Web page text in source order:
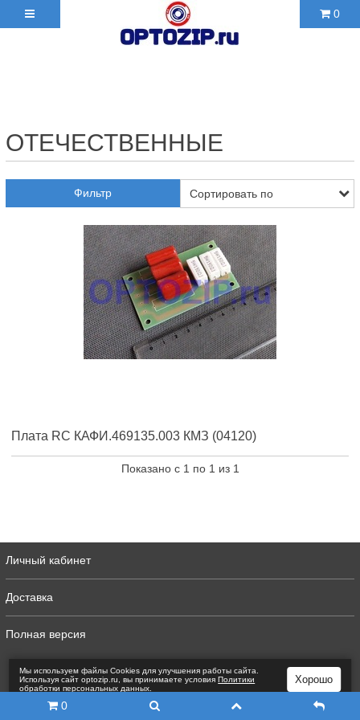
0
ОТЕЧЕСТВЕННЫЕ
Фильтр
Плата RC КАФИ.469135.003 КМЗ (04120)
Показано с 1 по 1 из 1
Личный кабинет
Доставка
Полная версия
0
Мы используем файлы Сookies для улучшения работы сайта.
Используя сайт optozip.ru, вы принимаете условияПолитики
обработки персональных данных
Хорошо